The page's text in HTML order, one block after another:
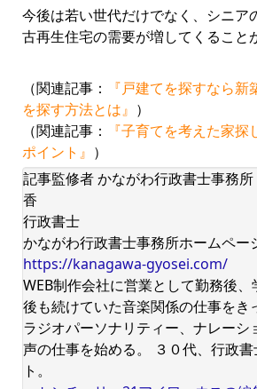
今後は若い世代だけでなく、シニア
古再生住宅の需要が増してくること
（関連記事：
『戸建てを探すなら
を探す方法とは』 ）
（関連記事：
『子育てを考えた家
ポイント』 ）
記事監修者 かながわ行政書士事
香
行政書士
かながわ行政書士事務所ホームペー
https://kanagawa-gyosei.com/
WEB制作会社に営業として勤務後
後も続けていた音楽関係の仕事をき
ラジオパーソナリティー、ナレーシ
声の仕事を始める。 ３０代、行政
ト。